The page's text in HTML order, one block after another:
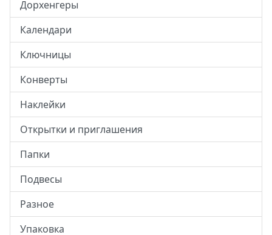
Дорхенгеры
Календари
Ключницы
Конверты
Наклейки
Открытки и приглашения
Папки
Подвесы
Разное
Упаковка